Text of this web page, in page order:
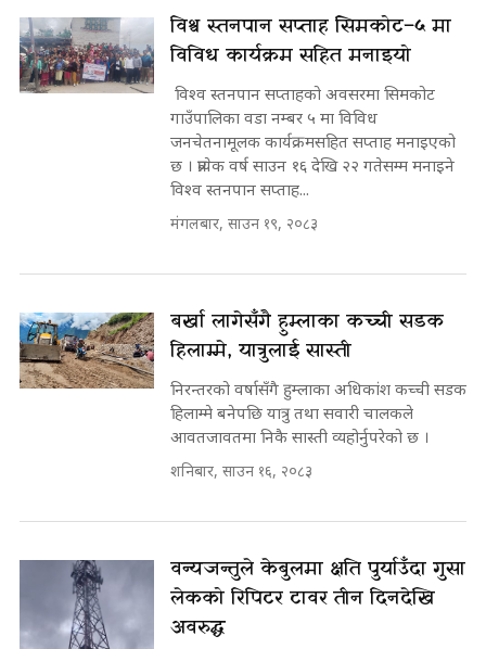
विश्व स्तनपान सप्ताह सिमकोट–५ मा
विविध कार्यक्रम सहित मनाइयो
विश्व स्तनपान सप्ताहको अवसरमा सिमकोट
गाउँपालिका वडा नम्बर ५ मा विविध
जनचेतनामूलक कार्यक्रमसहित सप्ताह मनाइएको
छ । प्रत्येक वर्ष साउन १६ देखि २२ गतेसम्म मनाइने
विश्व स्तनपान सप्ताह...
मंगलबार, साउन १९, २०८३
बर्खा लागेसँगै हुम्लाका कच्ची सडक
हिलाम्मे, यात्रुलाई सास्ती
निरन्तरको वर्षासँगै हुम्लाका अधिकांश कच्ची सडक
हिलाम्मे बनेपछि यात्रु तथा सवारी चालकले
आवतजावतमा निकै सास्ती व्यहोर्नुपरेको छ ।
शनिबार, साउन १६, २०८३
वन्यजन्तुले केबुलमा क्षति पुर्याउँदा गुसा
लेकको रिपिटर टावर तीन दिनदेखि
अवरुद्ध